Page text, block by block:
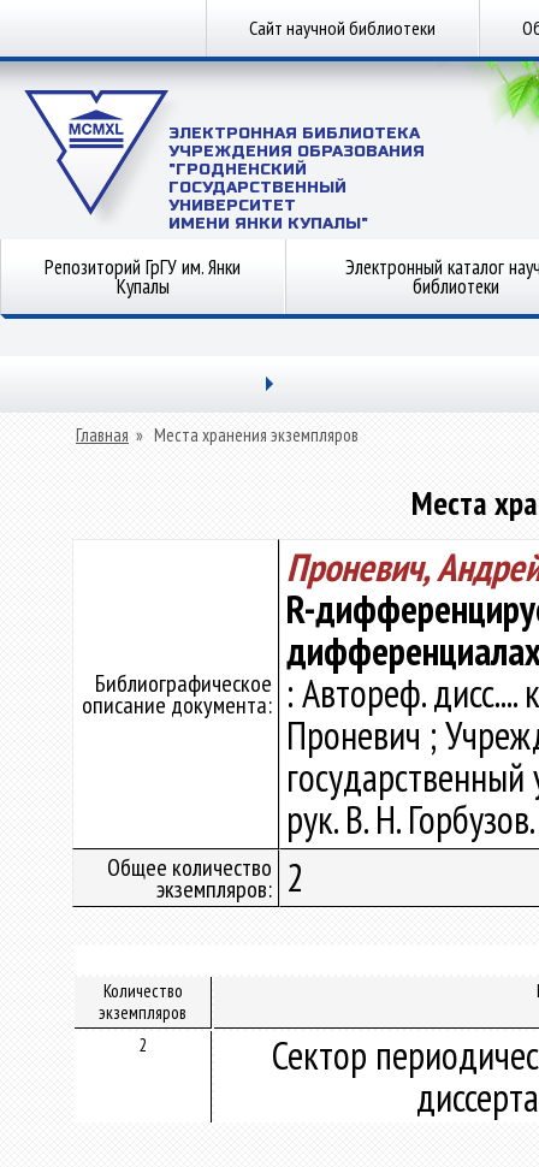
Сайт научной библиотеки
ЭЛЕКТРОННАЯ БИБЛИОТЕКА
УЧРЕЖДЕНИЯ ОБРАЗОВАНИЯ
"ГРОДНЕНСКИЙ
ГОСУДАРСТВЕННЫЙ
УНИВЕРСИТЕТ
ИМЕНИ ЯНКИ КУПАЛЫ"
Репозиторий ГрГУ им. Янки
Купалы
Электронный каталог
библиотеки
Главная » Места хранения экземпляров
Места
Библиографическое
описание документа:
Проневич,
R-
: Автореф.
Проневич ;
рук. В. Н.
Общее количество
экземпляров: 2
Количество
экземпляров
2
Сектор